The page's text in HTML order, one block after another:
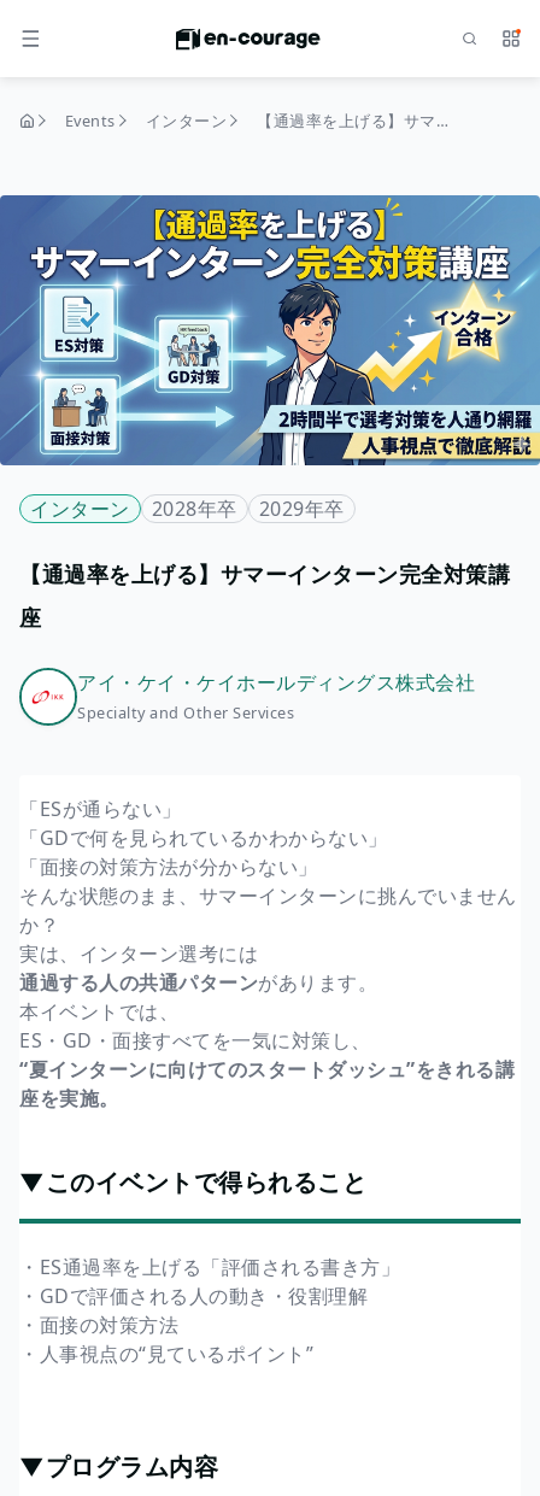
MENU Search
home Events インターン 【通過率を上げる】サマーインターン完全対策講座
インターン 2028年卒 2029年卒
【通過率を上げる】サマーインターン完全対策講
座
アイ・ケイ・ケイホールディングス株式会社
Specialty and Other Services
「ESが通らない」
「GDで何を見られているかわからない」
「面接の対策方法が分からない」
そんな状態のまま、サマーインターンに挑んでいません
か？
実は、インターン選考には
通過する人の共通パターンがあります。
本イベントでは、
ES・GD・面接すべてを一気に対策し、
“夏インターンに向けてのスタートダッシュ”をきれる講
座を実施。
▼このイベントで得られること
・ES通過率を上げる「評価される書き方」
・GDで評価される人の動き・役割理解
・面接の対策方法
・人事視点の“見ているポイント”
▼プログラム内容